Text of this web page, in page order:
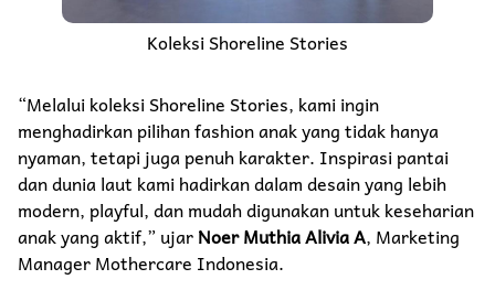
Koleksi Shoreline Stories
“Melalui koleksi Shoreline Stories, kami ingin
menghadirkan pilihan fashion anak yang tidak hanya
nyaman, tetapi juga penuh karakter. Inspirasi pantai
dan dunia laut kami hadirkan dalam desain yang lebih
modern, playful, dan mudah digunakan untuk keseharian
anak yang aktif,” ujarNoer Muthia Alivia A, Marketing
Manager Mothercare Indonesia.